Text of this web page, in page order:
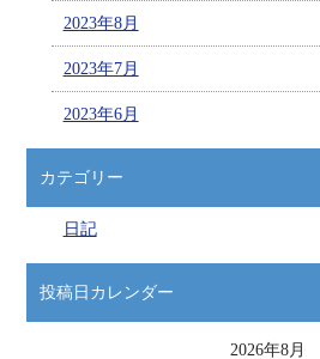
2023年8月
2023年7月
2023年6月
カテゴリー
日記
投稿日カレンダー
2026年8月